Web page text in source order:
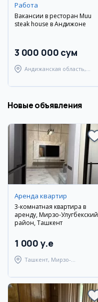
Работа
Вакансии в ресторан Muu
steak house в Андижоне
3 000 000 сум
Андижанская область,
Новые объявления
Аренда квартир
3-комнатная квартира в
аренду, Мирзо-Улугбекский
район, Ташкент
1 000 y.e
Ташкент, Мирзо-